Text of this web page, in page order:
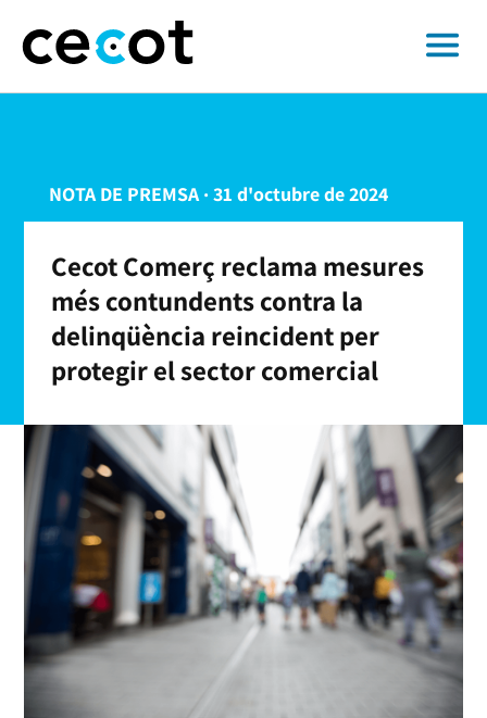
NOTA DE PREMSA · 31 d'octubre de 2024
Cecot Comerç reclama mesures
més contundents contra la
delinqüència reincident per
protegir el sector comercial